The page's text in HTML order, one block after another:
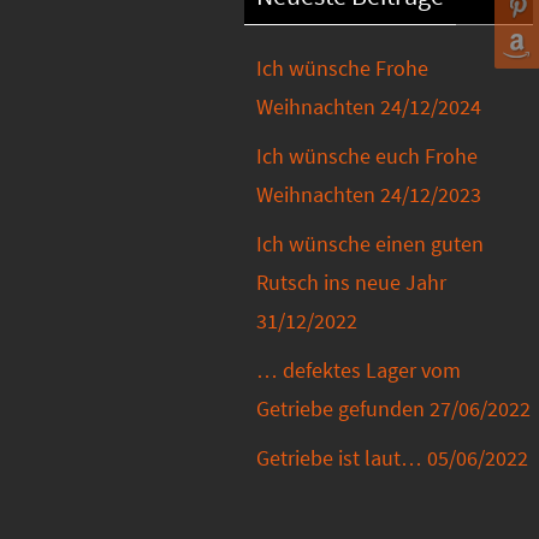
Ich wünsche Frohe
Weihnachten 24/12/2024
Ich wünsche euch Frohe
Weihnachten 24/12/2023
Ich wünsche einen guten
Rutsch ins neue Jahr
31/12/2022
… defektes Lager vom
Getriebe gefunden 27/06/2022
Getriebe ist laut… 05/06/2022